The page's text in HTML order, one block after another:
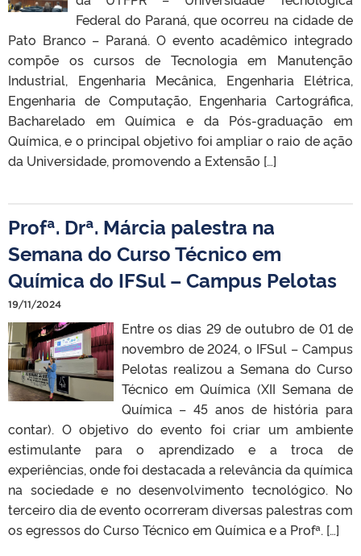
Federal do Paraná, que ocorreu na cidade de
Pato Branco – Paraná. O evento acadêmico integrado
compõe os cursos de Tecnologia em Manutenção
Industrial, Engenharia Mecânica, Engenharia Elétrica,
Engenharia de Computação, Engenharia Cartográfica,
Bacharelado em Química e da Pós-graduação em
Química, e o principal objetivo foi ampliar o raio de ação
da Universidade, promovendo a Extensão […]
Profª. Drª. Márcia palestra na
Semana do Curso Técnico em
Química do IFSul – Campus Pelotas
19/11/2024
Entre os dias 29 de outubro de 01 de
novembro de 2024, o IFSul – Campus
Pelotas realizou a Semana do Curso
Técnico em Química (XII Semana de
Química – 45 anos de história para
contar). O objetivo do evento foi criar um ambiente
estimulante para o aprendizado e a troca de
experiências, onde foi destacada a relevância da química
na sociedade e no desenvolvimento tecnológico. No
terceiro dia de evento ocorreram diversas palestras com
os egressos do Curso Técnico em Química e a Profª. […]